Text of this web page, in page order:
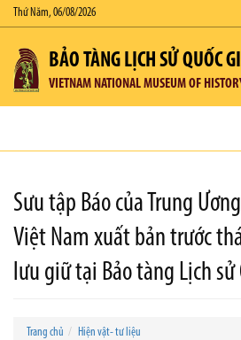
Thứ Năm, 06/08/2026
BẢO TÀNG LỊCH SỬ QUỐC
VIETNAM NATIONAL MUSEUM OF
Sưu tập Báo của Trung
Việt Nam xuất bản trước
lưu giữ tại Bảo tàng Lịch sử
Trang chủ Hiện vật- tư liệu